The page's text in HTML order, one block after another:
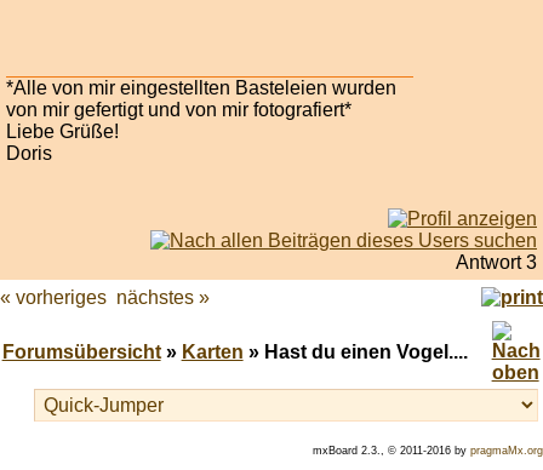
*Alle von mir eingestellten Basteleien wurden
von mir gefertigt und von mir fotografiert*
Liebe Grüße!
Doris
Antwort 3
« vorheriges nächstes »
Forumsübersicht» Karten » Hast du einen Vogel....
mxBoard 2.3., © 2011-2016 by pragmaMx.org